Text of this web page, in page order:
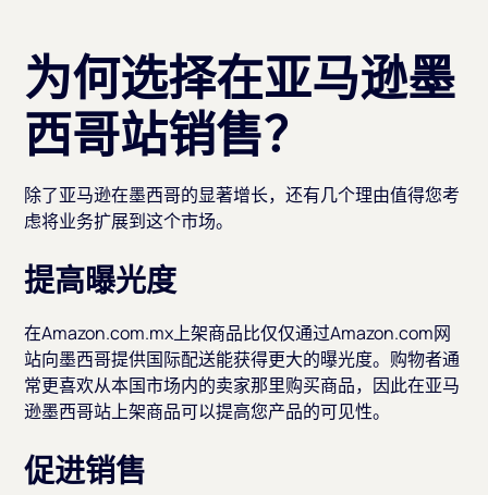
为何选择在亚马逊墨
西哥站销售？
除了亚马逊在墨西哥的显著增长，还有几个理由值得您考
虑将业务扩展到这个市场。
提高曝光度
在Amazon.com.mx上架商品比仅仅通过Amazon.com网
站向墨西哥提供国际配送能获得更大的曝光度。购物者通
常更喜欢从本国市场内的卖家那里购买商品，因此在亚马
逊墨西哥站上架商品可以提高您产品的可见性。
促进销售